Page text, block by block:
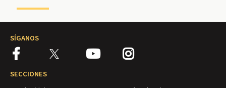
SÍGANOS
SECCIONES